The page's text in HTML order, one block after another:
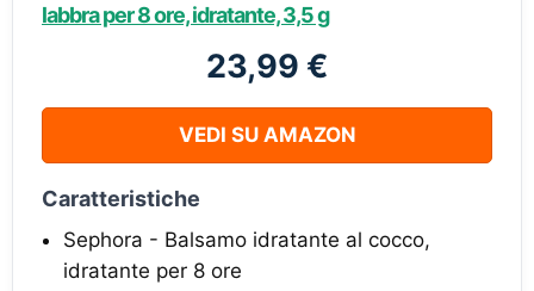
labbra per 8 ore, idratante, 3,5 g
23,99 €
VEDI SU AMAZON
Caratteristiche
Sephora - Balsamo idratante al cocco,
idratante per 8 ore